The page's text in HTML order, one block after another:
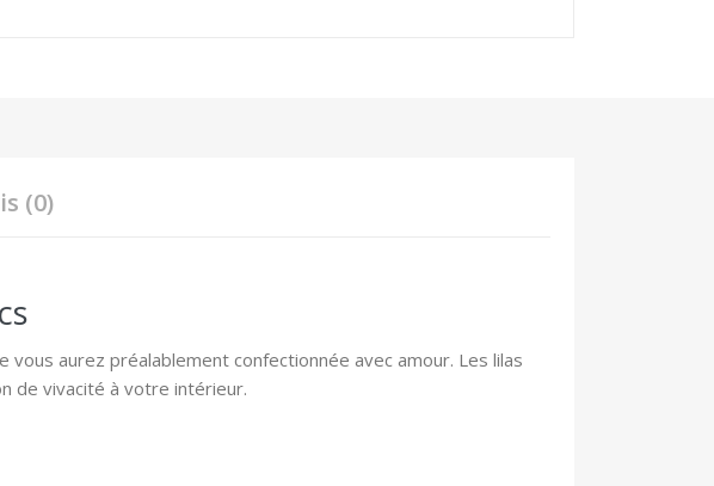
(0)
aurez préalablement confectionnée avec amour. Les lilas
de vivacité à votre intérieur.